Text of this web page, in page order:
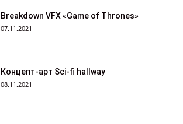
Breakdown VFX «Game of Thrones»
07.11.2021
Концепт-арт Sci-fi hallway
08.11.2021